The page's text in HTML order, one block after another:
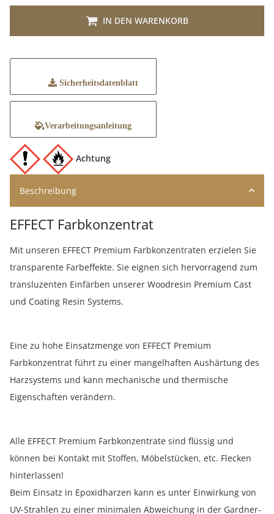
IN DEN WARENKORB
Sicherheitsdatenblatt
Verarbeitungsanleitung
Achtung
Beschreibung
EFFECT Farbkonzentrat
Mit unseren EFFECT Premium Farbkonzentraten erzielen Sie
transparente Farbeffekte. Sie eignen sich hervorragend zum
transluzenten Einfärben unserer Woodresin Premium Cast
und Coating Resin Systems.
Eine zu hohe Einsatzmenge von EFFECT Premium
Farbkonzentrat führt zu einer mangelhaften Aushärtung des
Harzsystems und kann mechanische und thermische
Eigenschaften verändern.
Alle EFFECT Premium Farbkonzentrate sind flüssig und
können bei Kontakt mit Stoffen, Möbelstücken, etc. Flecken
hinterlassen!
Beim Einsatz in Epoxidharzen kann es unter Einwirkung von
UV-Strahlen zu einer minimalen Abweichung in der Gardner-